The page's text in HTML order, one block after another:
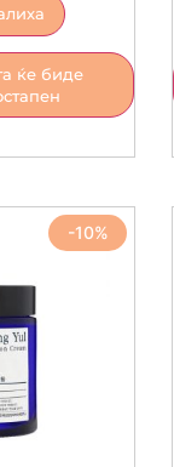
ќе биде
-10%